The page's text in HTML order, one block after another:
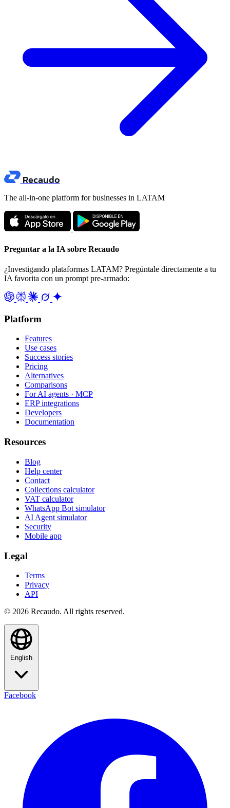
Recaudo
The all-in-one platform for businesses in LATAM
Preguntar a la IA sobre Recaudo
¿Investigando plataformas LATAM? Pregúntale directamente a tu
IA favorita con un prompt pre-armado:
Platform
Features
Use cases
Success stories
Pricing
Alternatives
Comparisons
For AI agents · MCP
ERP integrations
Developers
Documentation
Resources
Blog
Help center
Contact
Collections calculator
VAT calculator
WhatsApp Bot simulator
AI Agent simulator
Security
Mobile app
Legal
Terms
Privacy
API
© 2026 Recaudo. All rights reserved.
English
Facebook